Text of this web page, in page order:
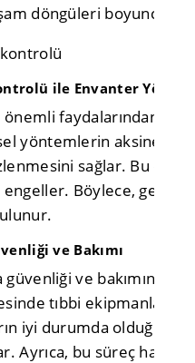
döngüleri boyunca
ile Envanter
önemli faydalarından
yöntemlerin aksine,
sağlar. Bu
Böylece,
ve Bakımı
ve bakımını
tıbbi ekipmanları
iyi durumda
Ayrıca, bu süreç